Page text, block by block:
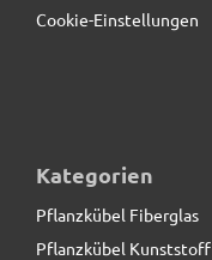
Cookie-Einstellungen
Kategorien
Pflanzkübel Fiberglas
Pflanzkübel Kunststoff